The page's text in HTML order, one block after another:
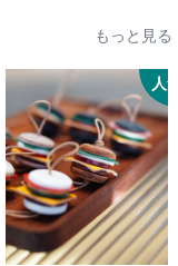
もっと見る
人気